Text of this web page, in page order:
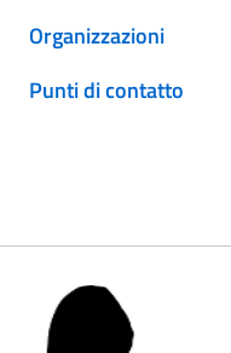
Organizzazioni
Punti di contatto